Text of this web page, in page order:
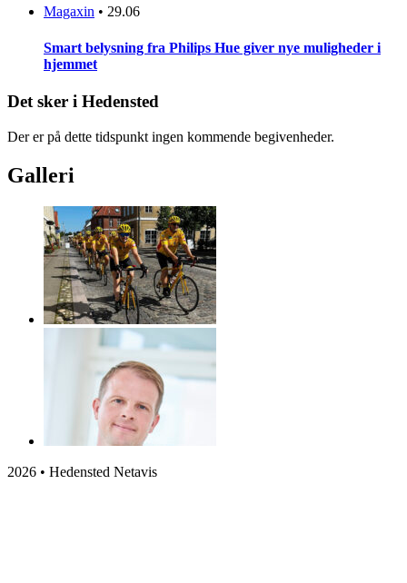
Magaxin • 29.06
Smart belysning fra Philips Hue giver nye muligheder i
hjemmet
Det sker i Hedensted
Der er på dette tidspunkt ingen kommende begivenheder.
Galleri
2026 • Hedensted Netavis